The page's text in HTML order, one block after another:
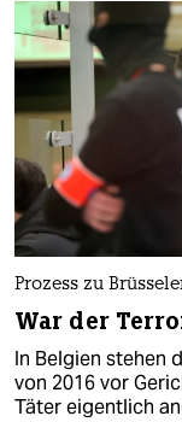
Prozess zu
War der
In Belgien stehen
von 2016 vor
Täter eigentlich